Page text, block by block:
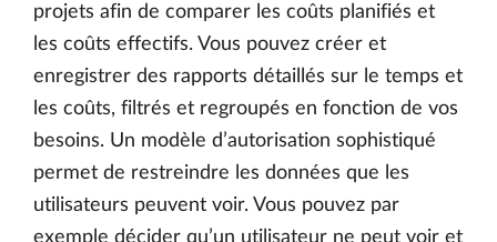
projets afin de comparer les coûts planifiés et
les coûts effectifs. Vous pouvez créer et
enregistrer des rapports détaillés sur le temps et
les coûts, filtrés et regroupés en fonction de vos
besoins. Un modèle d’autorisation sophistiqué
permet de restreindre les données que les
utilisateurs peuvent voir. Vous pouvez par
exemple décider qu’un utilisateur ne peut voir et